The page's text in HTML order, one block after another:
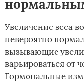
Увеличение веса
невероятно
вызывающие
варьироваться от
Гормональные